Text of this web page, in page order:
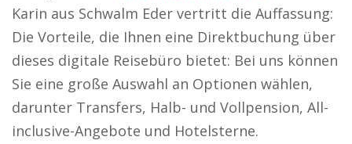
Karin aus Schwalm Eder vertritt die Auffassung:
Die Vorteile, die Ihnen eine Direktbuchung über
dieses digitale Reisebüro bietet: Bei uns können
Sie eine große Auswahl an Optionen wählen,
darunter Transfers, Halb- und Vollpension, All-
inclusive-Angebote und Hotelsterne.